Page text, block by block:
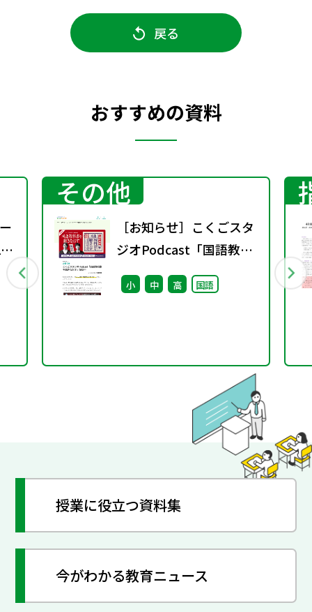
戻る
おすすめの資料
その他
［お知らせ］こくごスタ
ジオPodcast「国語教科
書を聴きなおす」配信中
小 中 高 国語
授業に役立つ資料集
今がわかる教育ニュース